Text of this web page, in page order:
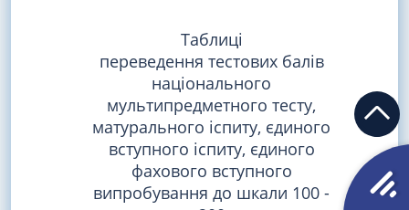
Таблиці
переведення тестових балів
національного
мультипредметного тесту,
матурального іспиту, єдиного
вступного іспиту, єдиного
фахового вступного
випробування до шкали 100 -